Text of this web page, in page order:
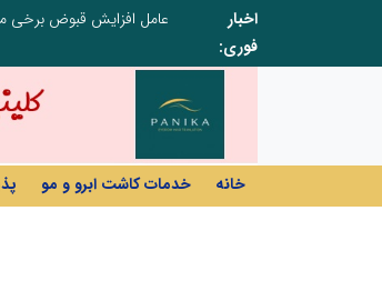
اخبار
فوری:
خانه خدمات کاشت ابرو و مو